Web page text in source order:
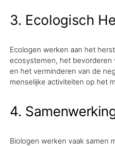
3. Ecologisch
Ecologen werken aan het
ecosystemen, het bevorderen
en het verminderen van de
menselijke activiteiten op het
4.
Biologen werken vaak samen